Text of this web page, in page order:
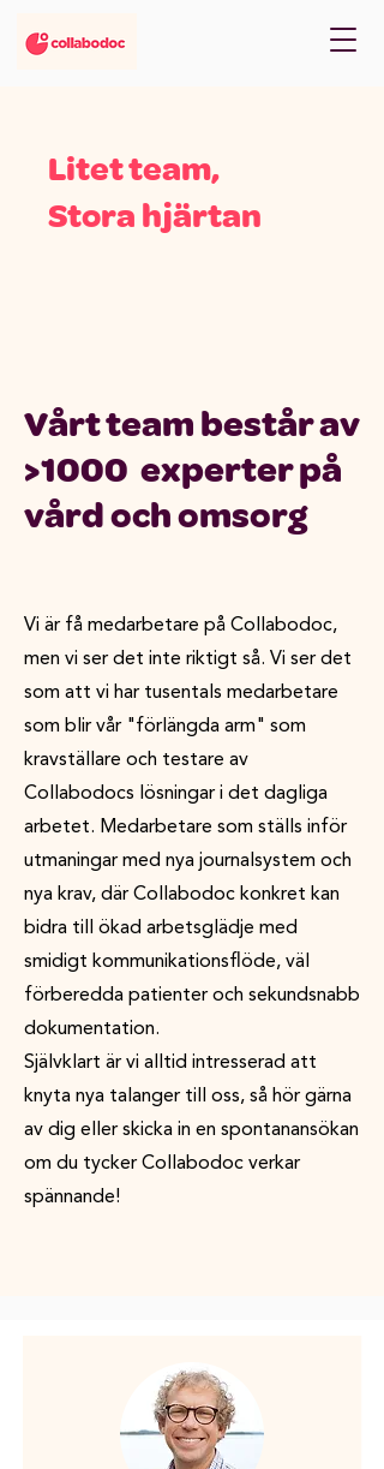
Litet team,
Stora hjärtan
Vårt team består av
>1000 experter på
vård och omsorg
Vi är få medarbetare på Collabodoc,
men vi ser det inte riktigt så. Vi ser det
som att vi har tusentals medarbetare
som blir vår "förlängda arm" som
kravställare och testare av
Collabodocs lösningar i det dagliga
arbetet. Medarbetare som ställs inför
utmaningar med nya journalsystem och
nya krav, där Collabodoc konkret kan
bidra till ökad arbetsglädje med
smidigt kommunikationsflöde, väl
förberedda patienter och sekundsnabb
dokumentation.
Självklart är vi alltid intresserad att
knyta nya talanger till oss, så hör gärna
av dig eller skicka in en spontanansökan
om du tycker Collabodoc verkar
spännande!